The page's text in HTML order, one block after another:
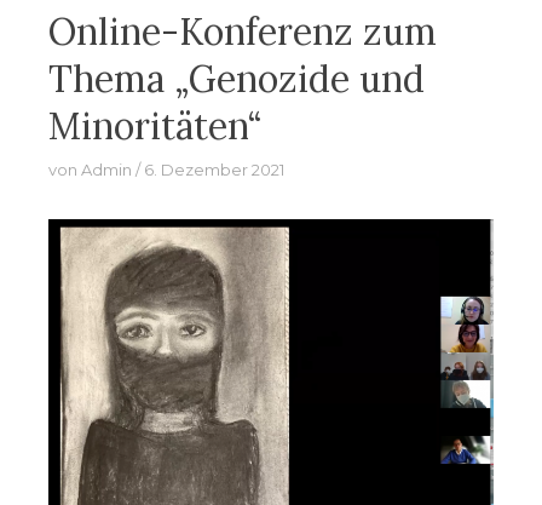
Online-Konferenz zum
Thema „Genozide und
Minoritäten“
von Admin 6. Dezember 2021